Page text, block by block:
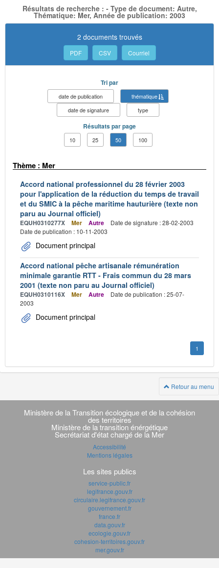
Résultats de recherche : - Type de document: Autre,
Thématique: Mer, Année de publication: 2003
2 documents trouvés
PDF CSV Courriel
Tri par
date de publication
thématique
date de signature
type
Résultats par page
10 25 50 100
Thème : Mer
Accord national professionnel du 28 février 2003
pour l'application de la réduction du temps de travail
et du SMIC à la pêche maritime hauturière (texte non
paru au Journal officiel)
EQUH0310277X Mer Autre
Date de signature : 28-02-2003
Date de publication : 10-11-2003
Document principal
Accord national pêche artisanale rémunération
minimale garantie RTT - Frais commun du 28 mars
2001 (texte non paru au Journal officiel)
EQUH0310116X Mer Autre
Date de publication : 25-07-
2003
Document principal
1
Retour au menu
Navigation
transverse
Ministère de la Transition écologique et de la cohésion
des territoires
Ministère de la transition énérgétique
Secrétariat d'état chargé de la Mer
Accessibilité
Mentions légales
Les sites publics
service-public.fr
legifrance.gouv.fr
circulaire.legifrance.gouv.fr
gouvernement.fr
france.fr
data.gouv.fr
ecologie.gouv.fr
cohesion-territoires.gouv.fr
mer.gouv.fr